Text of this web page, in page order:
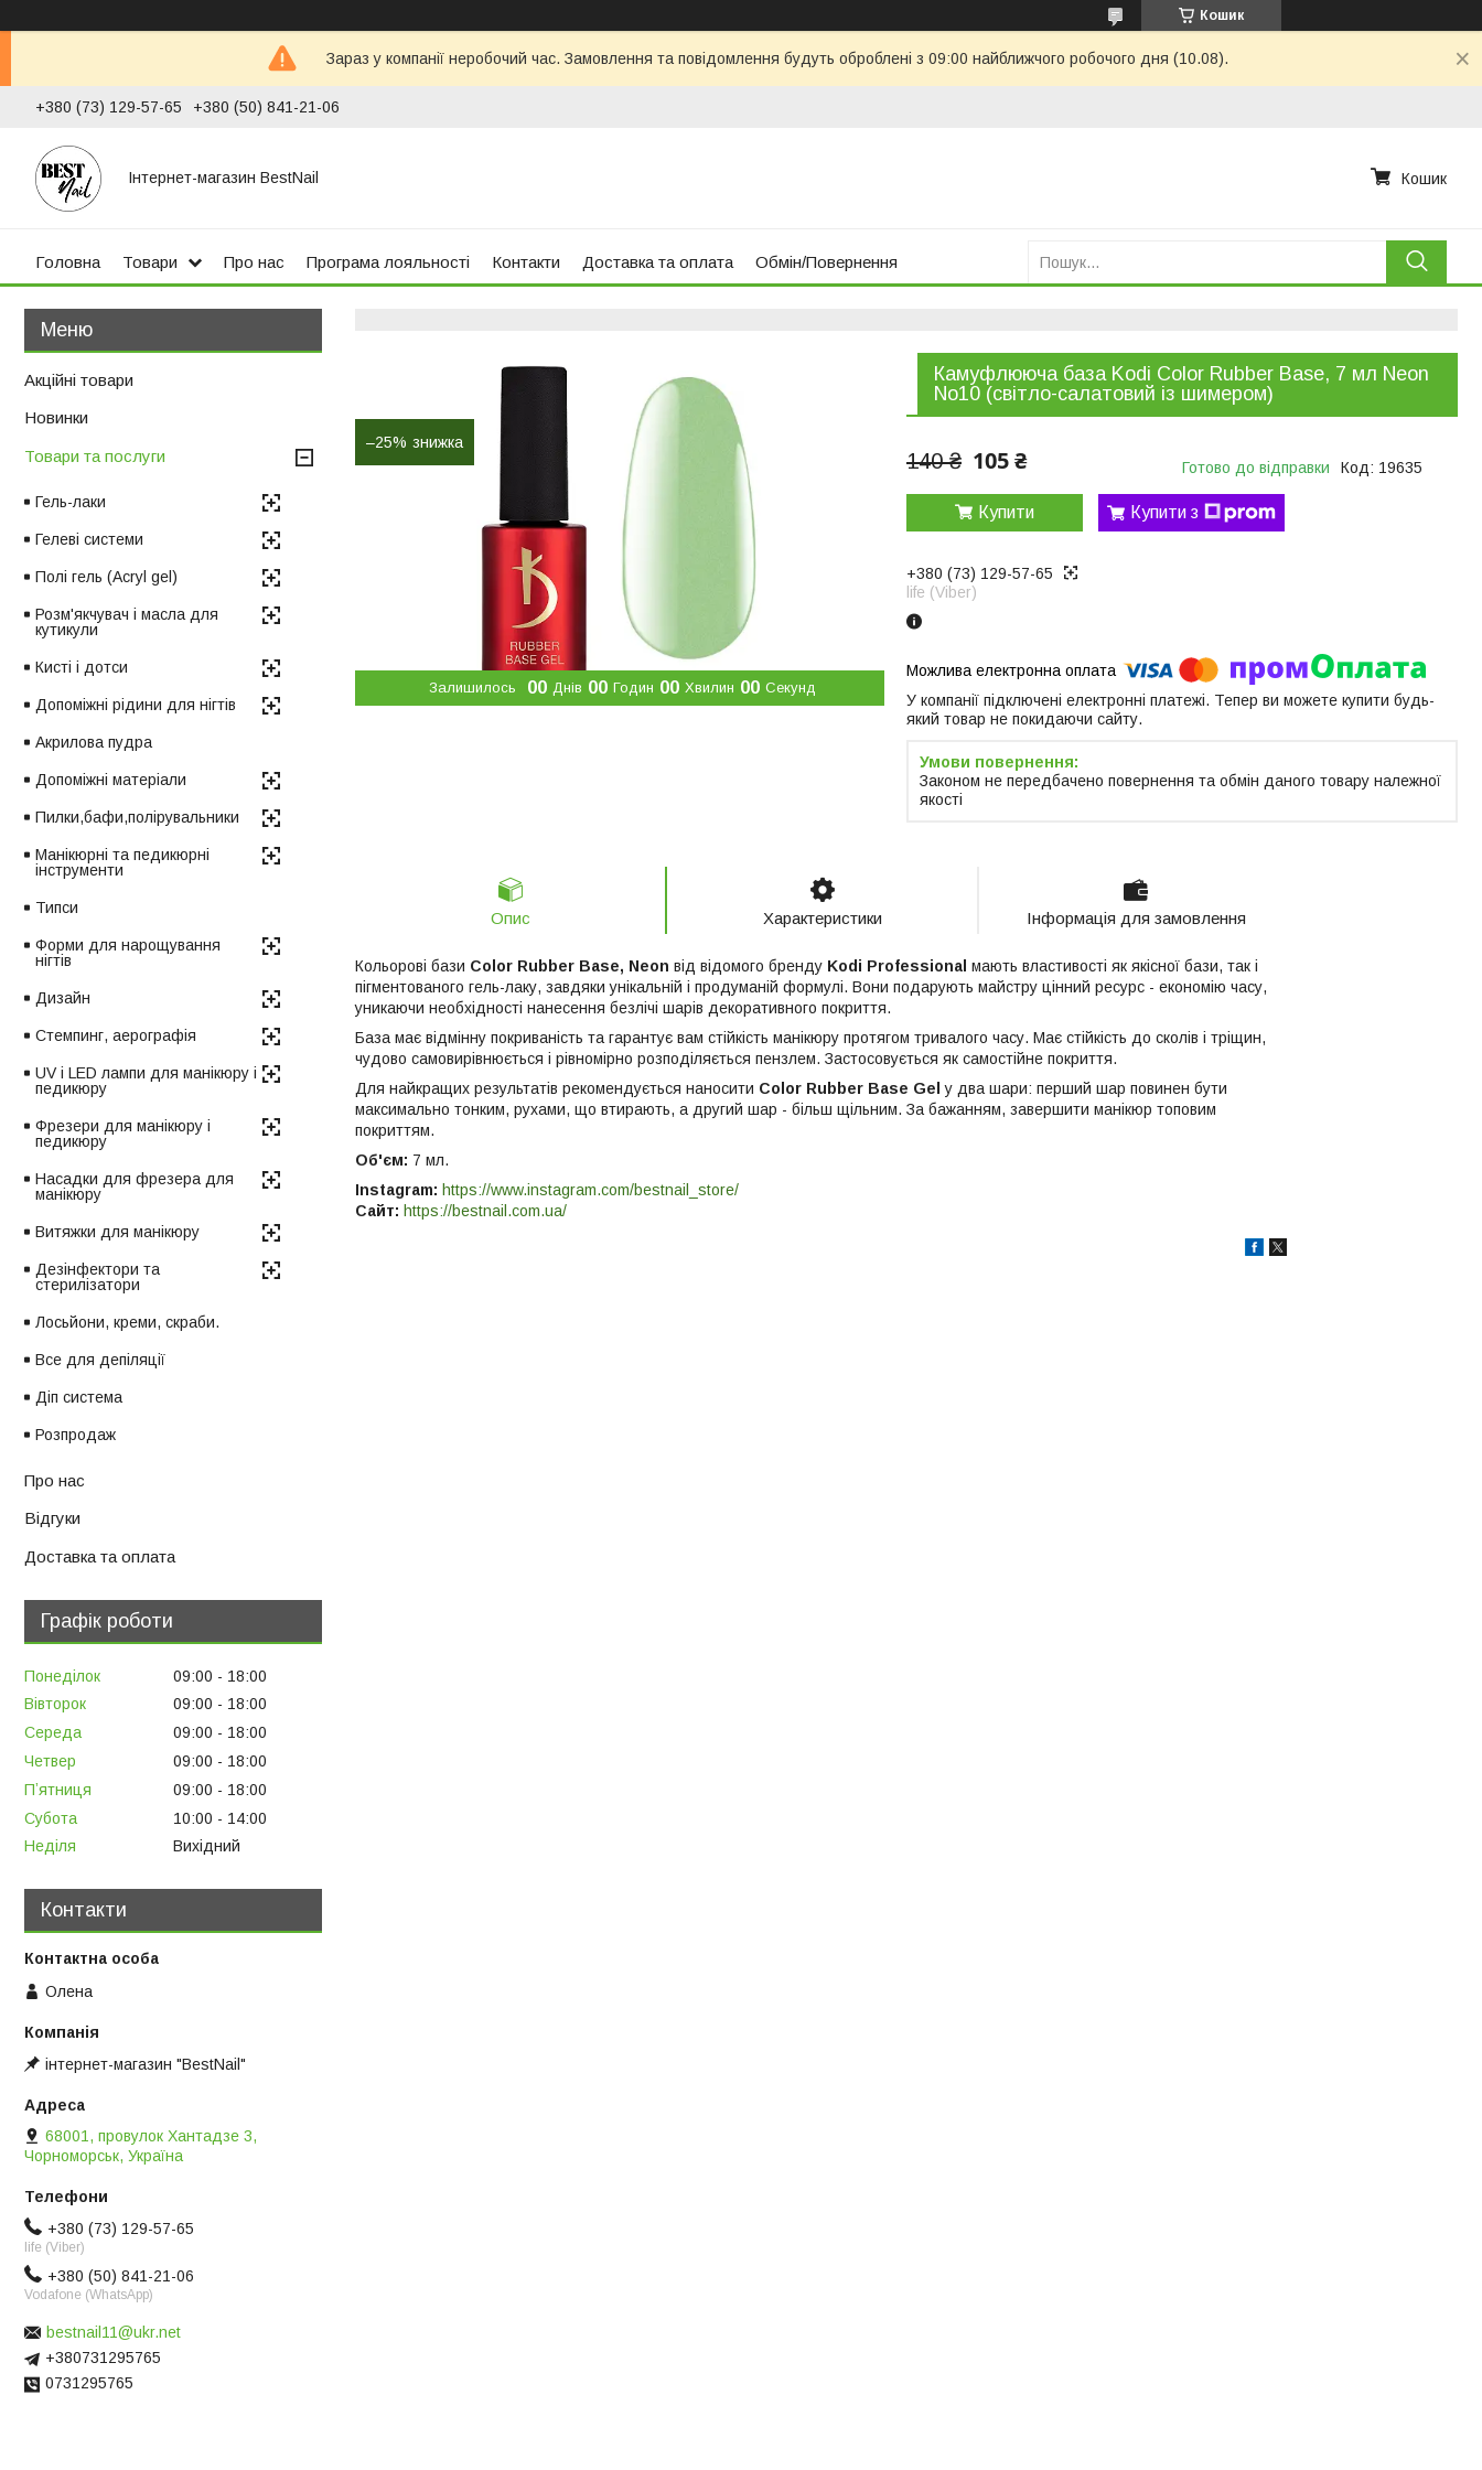
Кошик
Зараз у компанії неробочий час. Замовлення та повідомлення будуть оброблені з 09:00 найближчого робочого дня (10.08).
+380 (73) 129-57-65 +380 (50) 841-21-06
Інтернет-магазин BestNail Кошик
Головна Товари Про нас Програма лояльності Контакти Доставка та оплата Обмін/Повернення
–25%
Залишилось 00 Днів 00 Годин 00 Хвилин 00 Секунд
Камуфлююча база Kodi Color Rubber Base, 7 мл Neon
No10 (світло-салатовий із шимером)
140 ₴ 105 ₴ Готово до відправки Код: 19635
Купити Купити з
+380 (73) 129-57-65
life (Viber)
У компанії підключені електронні платежі. Тепер ви можете купити будь-
який товар не покидаючи сайту.
Законом не передбачено повернення та обмін даного товару належної
якості
Опис Характеристики Інформація для замовлення
Кольорові бази Color Rubber Base, Neon від відомого бренду Kodi Professional мають властивості як якісної бази, так і
пігментованого гель-лаку, завдяки унікальній і продуманій формулі. Вони подарують майстру цінний ресурс - економію часу,
уникаючи необхідності нанесення безлічі шарів декоративного покриття.
База має відмінну покриваність та гарантує вам стійкість манікюру протягом тривалого часу. Має стійкість до сколів і тріщин,
чудово самовирівнюється і рівномірно розподіляється пензлем. Застосовується як самостійне покриття.
Для найкращих результатів рекомендується наносити Color Rubber Base Gel у два шари: перший шар повинен бути
максимально тонким, рухами, що втирають, а другий шар - більш щільним. За бажанням, завершити манікюр топовим
покриттям.
Об'єм: 7 мл.
Instagram: https://www.instagram.com/bestnail_store/
Сайт: https://bestnail.com.ua/
Акційні товари
Новинки
Товари та послуги
Гель-лаки
Гелеві системи
Полі гель (Acryl gel)
Розм'якчувач і масла для
кутикули
Кисті і дотси
Допоміжні рідини для нігтів
Акрилова пудра
Допоміжні матеріали
Пилки,бафи,полірувальники
Манікюрні та педикюрні
інструменти
Типси
Форми для нарощування
нігтів
Дизайн
Стемпинг, аерографія
UV і LED лампи для манікюру і
педикюру
Фрезери для манікюру і
педикюру
Насадки для фрезера для
манікюру
Витяжки для манікюру
Дезінфектори та
стерилізатори
Лосьйони, креми, скраби.
Все для депіляції
Діп система
Розпродаж
Про нас
Відгуки
Доставка та оплата
Графік роботи
Понеділок 09:00
18:00
Вівторок
09:00
18:00
Середа
09:00
18:00
Четвер
09:00
18:00
Пʼятниця
09:00
18:00
Субота
10:00
14:00
Неділя
Вихідний
Контакти
Олена
інтернет-магазин "BestNail"
68001, провулок Хантадзе 3,
Чорноморськ, Україна
+380 (73) 129-57-65
life (Viber)
+380 (50) 841-21-06
Vodafone (WhatsApp)
bestnail11@ukr.net
+380731295765
0731295765